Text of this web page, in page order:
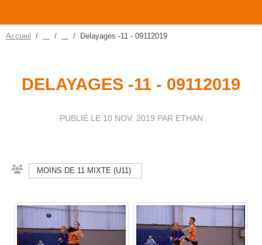
Accueil Delayages -11 - 09112019
DELAYAGES -11 - 09112019
PUBLIÉ LE 10 NOV. 2019 PAR ETHAN
MOINS DE 11 MIXTE (U11)